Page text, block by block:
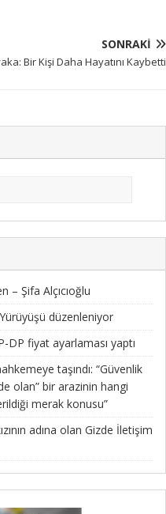
SONRAKI
Bir Kişi Daha Hayatını Kaybetti
– Şifa Alçıcıoğlu
Yürüyüşü düzenleniyor
DP fiyat ayarlaması yaptı
taşındı: “Güvenlik
olan” bir arazinin hangi
merak konusu”
adına olan Gizde İletişim